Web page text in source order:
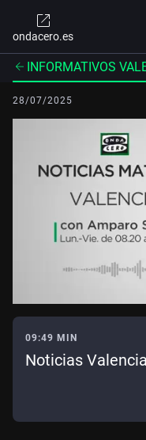
ondacero.es
INFORMATIVOS
28/07/2025
09:49 MIN
Noticias